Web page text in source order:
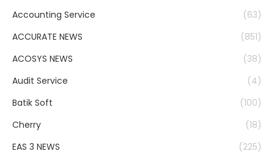
Accounting Service
(63)
ACCURATE NEWS
(851)
ACOSYS NEWS
(38)
Audit Service
(4)
Batik Soft
(100)
Cherry
(18)
EAS 3 NEWS
(225)